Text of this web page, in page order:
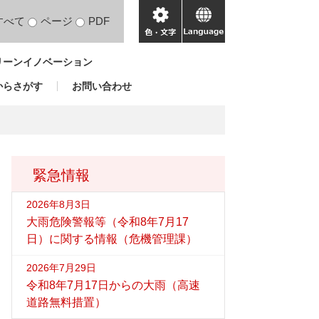
べて ページ PDF
色・
文
language
ンイノベーション
らさがす お問い合わせ
緊急情報
2026年8月3日
大雨危険警報等（令和8年7月17
日）に関する情報（危機管理課）
2026年7月29日
令和8年7月17日からの大雨（高速
道路無料措置）